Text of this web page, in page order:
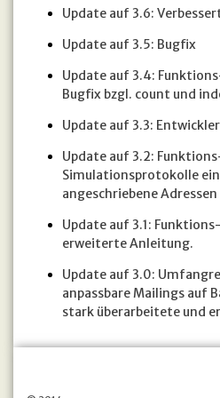
Update auf 3.6:
Update auf 3.5: Bugfix
Update auf 3.4:
Bugfix bzgl. count und
Update auf 3.3:
Update auf 3.2:
Simulationsprotokolle
angeschriebene
Update auf 3.1:
erweiterte Anleitung.
Update auf 3.0:
anpassbare Mailings auf
stark überarbeitete und